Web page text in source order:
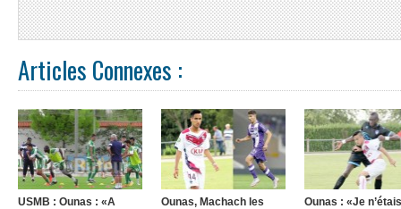
Articles Connexes :
USMB : Ounas : «A
Ounas, Machach les
Ounas : «Je